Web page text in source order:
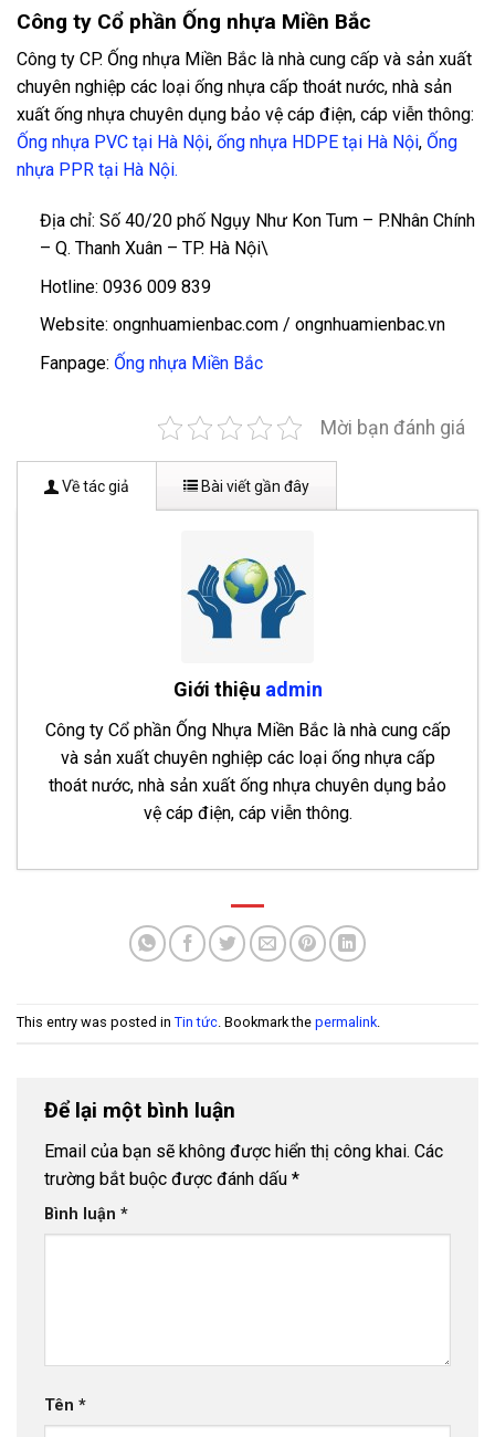
Công ty Cổ phần Ống nhựa Miền Bắc
Công ty CP. Ống nhựa Miền Bắc là nhà cung cấp và sản xuất
chuyên nghiệp các loại ống nhựa cấp thoát nước, nhà sản
xuất ống nhựa chuyên dụng bảo vệ cáp điện, cáp viễn thông:
Ống nhựa PVC tại Hà Nội, ống nhựa HDPE tại Hà Nội, Ống
nhựa PPR tại Hà Nội.
Địa chỉ: Số 40/20 phố Ngụy Như Kon Tum – P.Nhân Chính
– Q. Thanh Xuân – TP. Hà Nội\
Hotline: 0936 009 839
Website: ongnhuamienbac.com / ongnhuamienbac.vn
Fanpage: Ống nhựa Miền Bắc
Mời bạn đánh giá
Về tác giả Bài viết gần đây
Giới thiệu admin
Công ty Cổ phần Ống Nhựa Miền Bắc là nhà cung cấp
và sản xuất chuyên nghiệp các loại ống nhựa cấp
thoát nước, nhà sản xuất ống nhựa chuyên dụng bảo
vệ cáp điện, cáp viễn thông.
Bảng báo giá ống nhựa chịu nhiệt PPR Hoa Sen
- 3 Tháng 8, 2026
Bảng báo giá ống nhựa HDPE Hoa Sen 2026
Bảng báo giá ống nhựa uPVC Hoa Sen 2026
Ống Nhựa uPVC D500 PN4 Thuận Phát
Tháng 12, 2025
Ống Nhựa uPVC D450 PN4 Thuận Phát
Tháng 12, 2025
Ống Nhựa uPVC D400 PN4 Thuận Phát - 22
Ống Nhựa uPVC D315 PN4 Thuận Phát - 18
Ống Nhựa uPVC D280 PN4 Thuận Phát - 16
This entry was posted in Tin tức. Bookmark the permalink.
Để lại một bình luận
Email của bạn sẽ không được hiển thị công khai. Các
trường bắt buộc được đánh dấu *
Bình luận *
Tên *